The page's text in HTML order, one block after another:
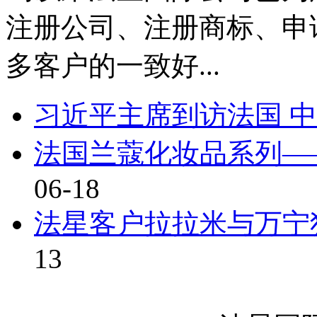
注册公司、注册商标、
多客户的一致好...
习近平主席到访法国
法国兰蔻化妆品系列
06-18
法星客户拉拉米与万
13